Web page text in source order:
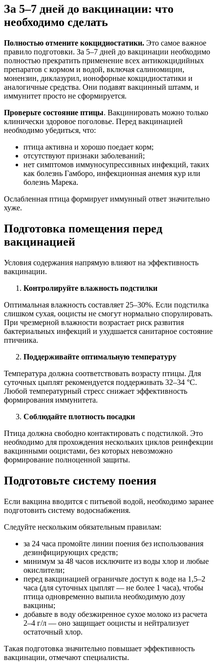
За 5–7 дней до вакцинации: что
необходимо сделать
Полностью отмените кокцидиостатики. Это самое важное
правило подготовки. За 5–7 дней до вакцинации необходимо
полностью прекратить применение всех антикокцидийных
препаратов с кормом и водой, включая салиномицин,
монензин, диклазурил, ионофорные кокцидиостатики и
аналогичные средства. Они подавят вакцинный штамм, и
иммунитет просто не сформируется.
Проверьте состояние птицы. Вакцинировать можно только
клинически здоровое поголовье. Перед вакцинацией
необходимо убедиться, что:
птица активна и хорошо поедает корм;
отсутствуют признаки заболеваний;
нет симптомов иммуносупрессивных инфекций, таких
как болезнь Гамборо, инфекционная анемия кур или
болезнь Марека.
Ослабленная птица формирует иммунный ответ значительно
хуже.
Подготовка помещения перед
вакцинацией
Условия содержания напрямую влияют на эффективность
вакцинации.
Контролируйте влажность подстилки
Оптимальная влажность составляет 25–30%. Если подстилка
слишком сухая, ооцисты не смогут нормально спорулировать.
При чрезмерной влажности возрастает риск развития
бактериальных инфекций и ухудшается санитарное состояние
птичника.
Поддерживайте оптимальную температуру
Температура должна соответствовать возрасту птицы. Для
суточных цыплят рекомендуется поддерживать 32–34 °C.
Любой температурный стресс снижает эффективность
формирования иммунитета.
Соблюдайте плотность посадки
Птица должна свободно контактировать с подстилкой. Это
необходимо для прохождения нескольких циклов реинфекции
вакцинными ооцистами, без которых невозможно
формирование полноценной защиты.
Подготовьте систему поения
Если вакцина вводится с питьевой водой, необходимо заранее
подготовить систему водоснабжения.
Следуйте нескольким обязательным правилам:
за 24 часа промойте линии поения без использования
дезинфицирующих средств;
минимум за 48 часов исключите из воды хлор и любые
окислители;
перед вакцинацией ограничьте доступ к воде на 1,5–2
часа (для суточных цыплят — не более 1 часа), чтобы
птица одновременно выпила необходимую дозу
вакцины;
добавьте в воду обезжиренное сухое молоко из расчета
2–4 г/л — оно защищает ооцисты и нейтрализует
остаточный хлор.
Такая подготовка значительно повышает эффективность
вакцинации, отмечают специалисты.